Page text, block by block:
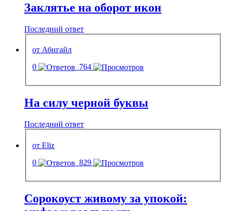
Заклятье на оборот икон
Последний ответ
от Абигайл
0
764
На силу черной буквы
Последний ответ
от Eliz
0
829
Сорокоуст живому за упокой: